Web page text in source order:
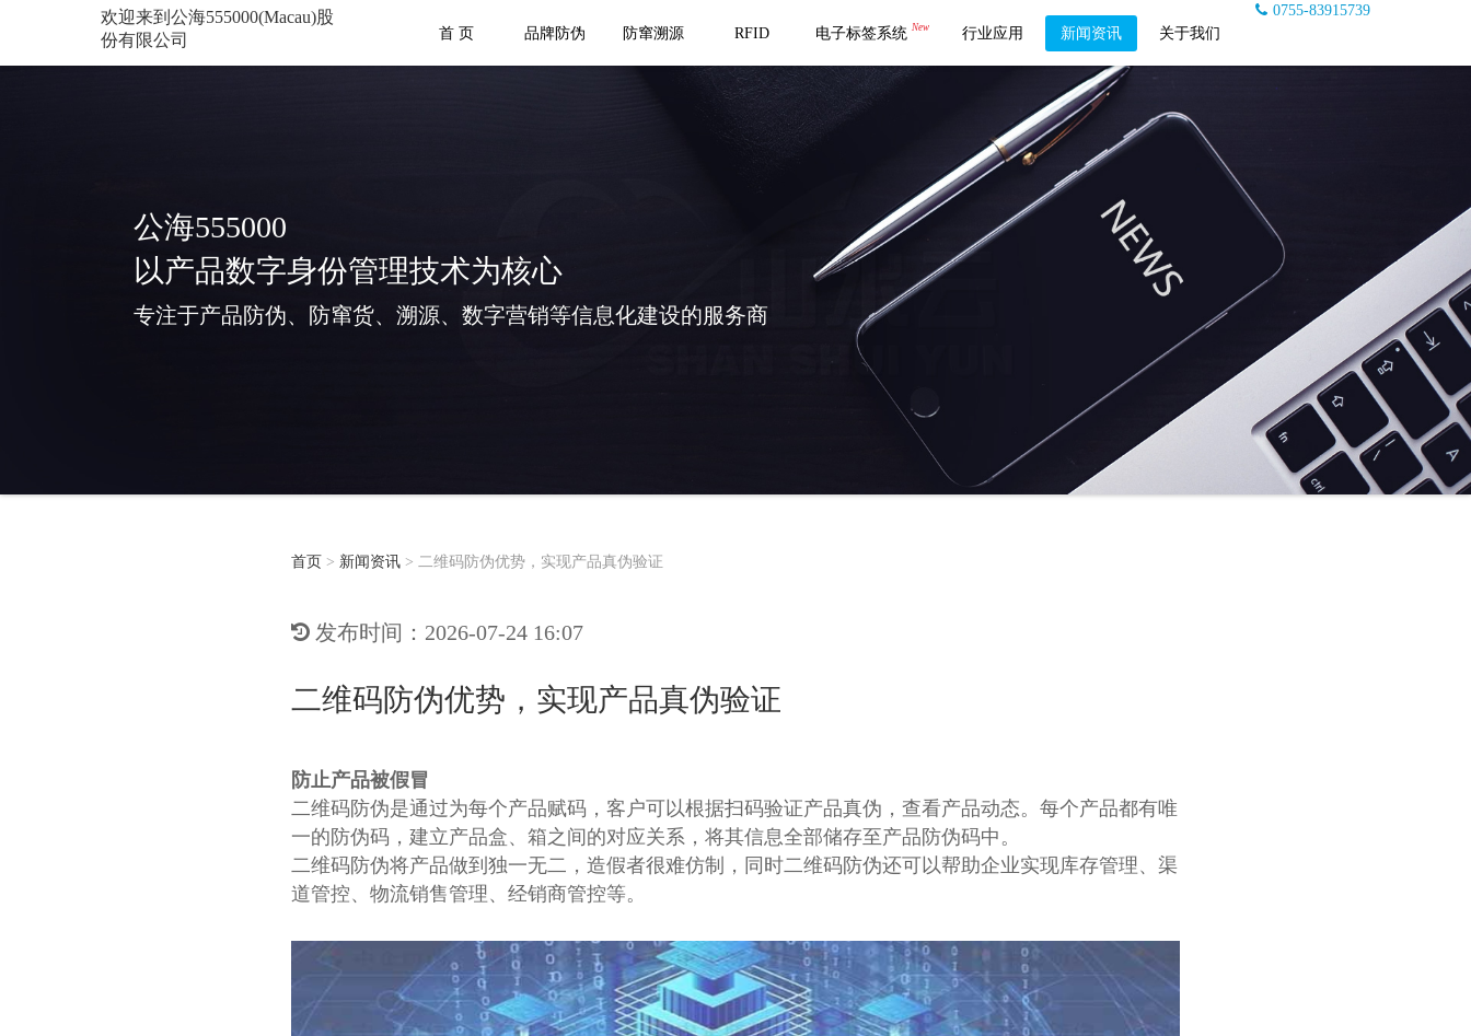
欢迎来到公海555000(Macau)股
份有限公司
0755-83915739
首 页
品牌防伪 防窜溯源 RFID 电子标签系统 New 行业应用 新闻资讯 关于我们
公海555000
以产品数字身份管理技术为核心
专注于产品防伪、防窜货、溯源、数字营销等信息化建设的服务商
首页 > 新闻资讯 > 二维码防伪优势，实现产品真伪验证
发布时间：2026-07-24 16:07
二维码防伪优势，实现产品真伪验证
防止产品被假冒
二维码防伪是通过为每个产品赋码，客户可以根据扫码验证产品真伪，查看产品动态。每个产品都有唯
一的防伪码，建立产品盒、箱之间的对应关系，将其信息全部储存至产品防伪码中。
二维码防伪将产品做到独一无二，造假者很难仿制，同时二维码防伪还可以帮助企业实现库存管理、渠
道管控、物流销售管理、经销商管控等。